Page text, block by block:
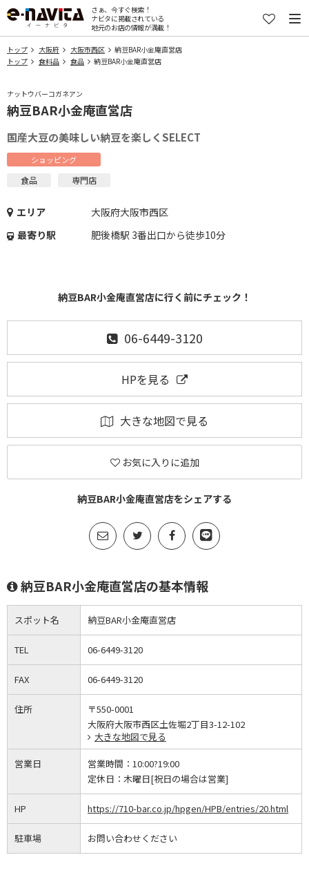
さぁ、今すぐ検索！
ナビタに掲載されている
地元のお店の情報が満載！
トップ 大阪府 大阪市西区
納豆BAR小金庵直営店
トップ
食料品 食品 納豆BAR小金庵直営店
ナットウバーコガネアン
納豆BAR小金庵直営店
国産大豆の美味しい納豆を楽しくSELECT
ショッピング
食品 専門店
エリア
大阪府大阪市西区
最寄り駅
肥後橋駅 3番出口から徒歩10分
納豆BAR小金庵直営店に行く前にチェック！
06-6449-3120
HPを見る
大きな地図で見る
お気に入りに追加
納豆BAR小金庵直営店をシェアする
納豆BAR小金庵直営店の基本情報
スポット名 納豆BAR小金庵直営店
TEL 06-6449-3120
FAX 06-6449-3120
住所
〒550-0001
大阪府大阪市西区土佐堀2丁目3-12-102
大きな地図で見る
営業日 営業時間： 10:00?19:00
定休日： 木曜日[祝日の場合は営業]
HP https://710-bar.co.jp/hpgen/HPB/entries/20.html
駐車場 お問い合わせください